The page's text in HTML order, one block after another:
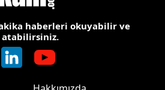
haberleri okuyabilir ve
atabilirsiniz.